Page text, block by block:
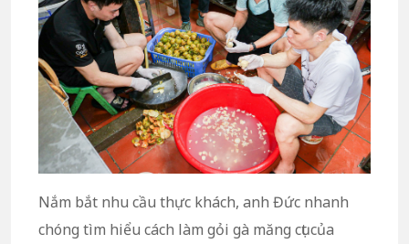
Nắm bắt nhu cầu thực khách, anh Đức nhanh
chóng tìm hiểu cách làm gỏi gà măng cụt của